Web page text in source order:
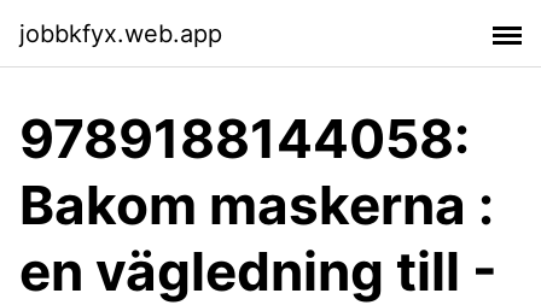
jobbkfyx.web.app
9789188144058:
Bakom maskerna :
en vägledning till -